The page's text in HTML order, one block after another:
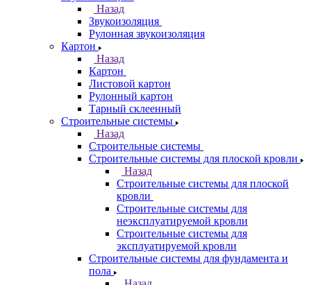
Назад
Звукоизоляция
Рулонная звукоизоляция
Картон
Назад
Картон
Листовой картон
Рулонный картон
Тарный склеенный
Строительные системы
Назад
Строительные системы
Строительные системы для плоской кровли
Назад
Строительные системы для плоской
кровли
Строительные системы для
неэксплуатируемой кровли
Строительные системы для
эксплуатируемой кровли
Строительные системы для фундамента и
пола